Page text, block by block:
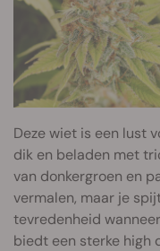
Deze wiet is een lust
dik en beladen met
van donkergroen en
vermalen, maar je
tevredenheid
biedt een sterke high